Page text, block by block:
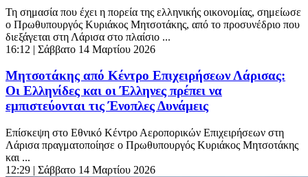
Τη σημασία που έχει η πορεία της ελληνικής οικονομίας, σημείωσε
ο Πρωθυπουργός Κυριάκος Μητσοτάκης, από το προσυνέδριο που
διεξάγεται στη Λάρισα στο πλαίσιο ...
16:12 | Σάββατο 14 Μαρτίου 2026
Μητσοτάκης από Κέντρο Επιχειρήσεων Λάρισας:
Οι Ελληνίδες και οι Έλληνες πρέπει να
εμπιστεύονται τις Ένοπλες Δυνάμεις
Επίσκεψη στο Εθνικό Κέντρο Αεροπορικών Επιχειρήσεων στη
Λάρισα πραγματοποίησε ο Πρωθυπουργός Κυριάκος Μητσοτάκης
και ...
12:29 | Σάββατο 14 Μαρτίου 2026